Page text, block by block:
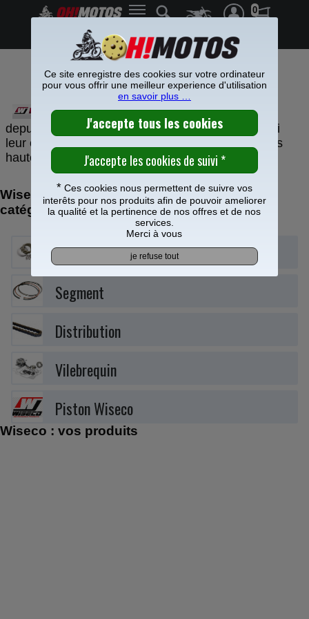
0
Frais de port offerts à partir de 49€
PIECES WISECO CROSS
WISECO opère dans le tout-terrain
depuis des décennies. Une expérience unique qui
leur confère la possibilité de fabriquer des produits
haute performance pour le moto cross ou enduro.
Wiseco : retrouvez vos produits dans nos
catégories
Embrayage
Segment
Distribution
Vilebrequin
Piston Wiseco
Wiseco : vos produits
Ce site enregistre des cookies sur votre ordinateur
pour vous offrir une meilleur experience d'utilisation
en savoir plus …
*Ces cookies nous permettent de suivre vos
interêts pour nos produits afin de pouvoir ameliorer
la qualité et la pertinence de nos offres et de nos
services.
Merci à vous